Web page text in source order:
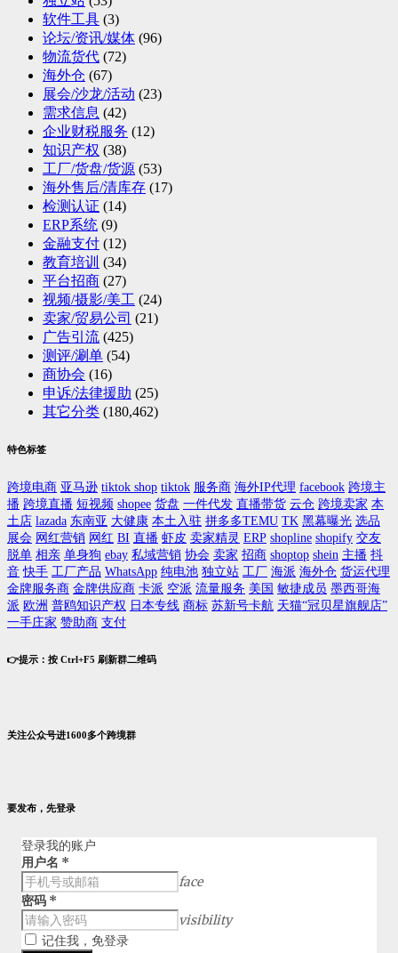
软件工具 (3)
论坛/资讯/媒体 (96)
物流货代 (72)
海外仓 (67)
展会/沙龙/活动 (23)
需求信息 (42)
企业财税服务 (12)
知识产权 (38)
工厂/货盘/货源 (53)
海外售后/清库存 (17)
检测认证 (14)
ERP系统 (9)
金融支付 (12)
教育培训 (34)
平台招商 (27)
视频/摄影/美工 (24)
卖家/贸易公司 (21)
广告引流 (425)
测评/涮单 (54)
商协会 (16)
申诉/法律援助 (25)
其它分类 (180,462)
特色标签
跨境电商 亚马逊 tiktok shop tiktok 服务商 海外IP代理 facebook 跨境主
播 跨境直播 短视频 shopee 货盘 一件代发 直播带货 云仓 跨境卖家 本
土店 lazada 东南亚 大健康 本土入驻 拼多多TEMU TK 黑幕曝光 选品
展会 网红营销 网红 BI 直播 虾皮 卖家精灵 ERP shopline shopify 交友
脱单 相亲 单身狗 ebay 私域营销 协会 卖家 招商 shoptop shein 主播 抖
音 快手 工厂产品 WhatsApp 纯电池 独立站 工厂 海派 海外仓 货运代理
金牌服务商 金牌供应商 卡派 空派 流量服务 美国 敏捷成员 墨西哥海
派 欧洲 普鸥知识产权 日本专线 商标 苏新号卡航 天猫“冠贝星旗舰店”
一手庄家 赞助商 支付
👉提示：按 Ctrl+F5 刷新群二维码
关注公众号进1600多个跨境群
要发布，先登录
登录我的账户
用户名 *
face
密码 *
visibility
记住我，免登录